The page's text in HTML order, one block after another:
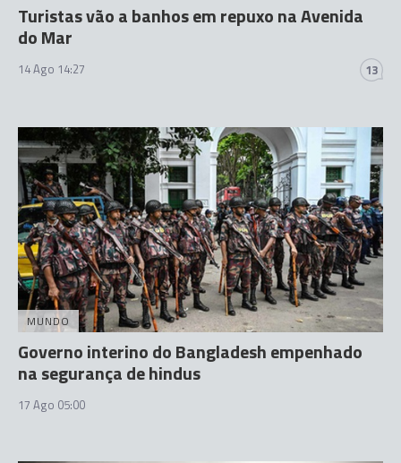
Turistas vão a banhos em repuxo na Avenida
do Mar
14 Ago 14:27 13
MUNDO
Governo interino do Bangladesh empenhado
na segurança de hindus
17 Ago 05:00